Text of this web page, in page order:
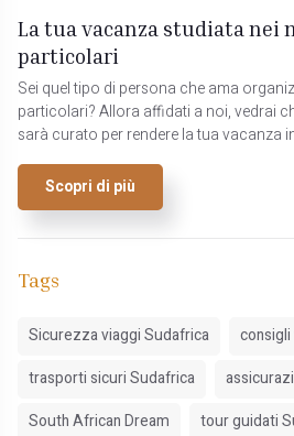
La tua vacanza studiata nei
particolari
Sei quel tipo di persona che ama
particolari? Allora affidati a noi, vedrai
sarà curato per rendere la tua vacanza
Scopri di più
Tags
Sicurezza viaggi Sudafrica
trasporti sicuri Sudafrica
South African Dream
tour guidati